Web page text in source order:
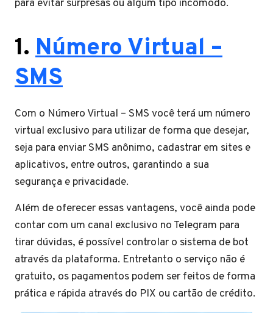
para evitar surpresas ou algum tipo incômodo.
1. Número Virtual –
SMS
Com o Número Virtual – SMS você terá um número
virtual exclusivo para utilizar de forma que desejar,
seja para enviar SMS anônimo, cadastrar em sites e
aplicativos, entre outros, garantindo a sua
segurança e privacidade.
Além de oferecer essas vantagens, você ainda pode
contar com um canal exclusivo no Telegram para
tirar dúvidas, é possível controlar o sistema de bot
através da plataforma. Entretanto o serviço não é
gratuito, os pagamentos podem ser feitos de forma
prática e rápida através do PIX ou cartão de crédito.